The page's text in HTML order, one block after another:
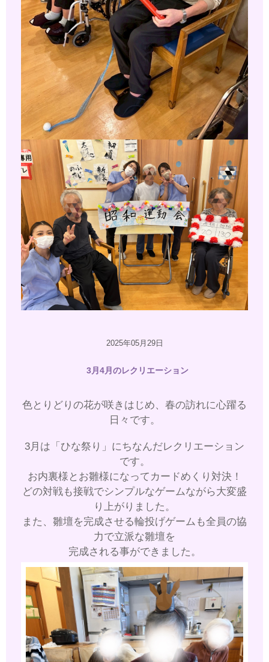
2025年05月29日
3月4月のレクリエーション
色とりどりの花が咲きはじめ、春の訪れに心躍る
日々です。
3月は「ひな祭り」にちなんだレクリエーション
です。
お内裏様とお雛様になってカードめくり対決！
どの対戦も接戦でシンプルなゲームながら大変盛
り上がりました。
また、雛壇を完成させる輪投げゲームも全員の協
力で立派な雛壇を
完成される事ができました。